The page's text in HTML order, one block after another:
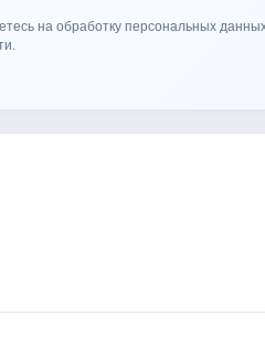
на обработку персональных данных